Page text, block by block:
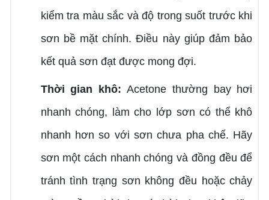
kiểm tra màu sắc và độ trong suốt trước khi
sơn bề mặt chính. Điều này giúp đảm bảo
kết quả sơn đạt được mong đợi.
Thời gian khô: Acetone thường bay hơi
nhanh chóng, làm cho lớp sơn có thể khô
nhanh hơn so với sơn chưa pha chế. Hãy
sơn một cách nhanh chóng và đồng đều để
tránh tình trạng sơn không đều hoặc chảy